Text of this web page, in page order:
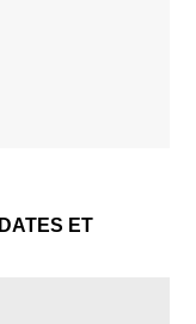
DATES ET